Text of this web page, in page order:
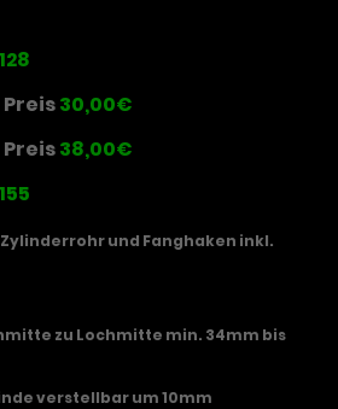
Preis30,00€
Preis38,00€
und Fanghaken inkl.
zu Lochmitte min. 34mm bis
verstellbar um 10mm